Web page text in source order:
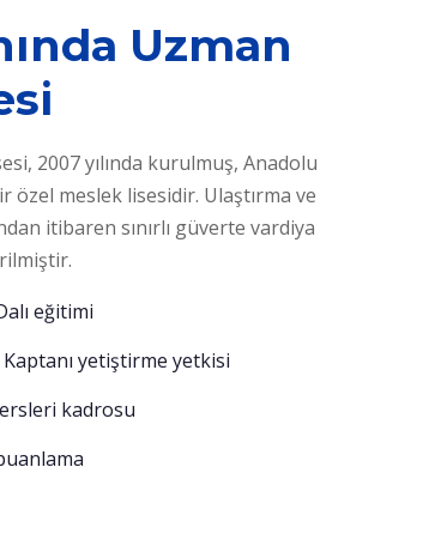
Uzman
2007 yılında kurulmuş, Anadolu
meslek lisesidir. Ulaştırma ve
itibaren sınırlı güverte vardiya
eğitimi
Kaptanı yetiştirme yetkisi
kadrosu